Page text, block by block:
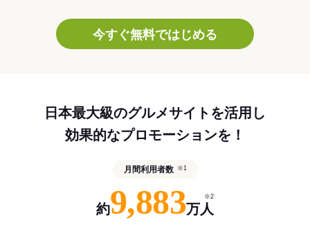
今すぐ無料ではじめる
日本最大級のグルメサイトを活用し
効果的なプロモーションを！
月間利用者数 ※1
約9,883万人
※2